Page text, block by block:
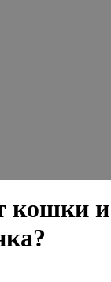
кошки и